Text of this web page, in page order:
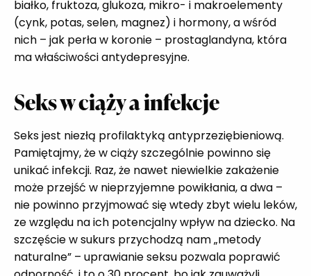
białko, fruktoza, glukoza, mikro- i makroelementy
(cynk, potas, selen, magnez) i hormony, a wśród
nich – jak perła w koronie – prostaglandyna, która
ma właściwości antydepresyjne.
Seks w ciąży a infekcje
Seks jest niezłą profilaktyką antyprzeziębieniową.
Pamiętajmy, że w ciąży szczególnie powinno się
unikać infekcji. Raz, że nawet niewielkie zakażenie
może przejść w nieprzyjemne powikłania, a dwa –
nie powinno przyjmować się wtedy zbyt wielu leków,
ze względu na ich potencjalny wpływ na dziecko. Na
szczęście w sukurs przychodzą nam „metody
naturalne” – uprawianie seksu pozwala poprawić